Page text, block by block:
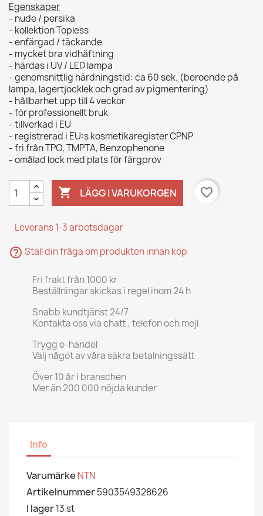
Egenskaper
- nude / persika
- kollektion Topless
- enfärgad / täckande
- mycket bra vidhäftning
- härdas i UV / LED lampa
- genomsnittlig härdningstid: ca 60 sek. (beroende på
lampa, lagertjocklek och grad av pigmentering)
- hållbarhet upp till 4 veckor
- för professionellt bruk
- tillverkad i EU
- registrerad i EU:s kosmetikaregister CPNP
- fri från TPO, TMPTA, Benzophenone
- omålad lock med plats för färgprov
 LÄGG I VARUKORGEN favorite_border
Leverans 1-3 arbetsdagar
help_outline Ställ din fråga om produkten innan köp
Fri frakt från 1000 kr
Beställningar skickas i regel inom 24 h
Snabb kundtjänst 24/7
Kontakta oss via chatt , telefon och mejl
Trygg e-handel
Välj något av våra säkra betalningssätt
Över 10 år i branschen
Mer än 200 000 nöjda kunder
Info
Varumärke NTN
Artikelnummer5903549328626
I lager13 st